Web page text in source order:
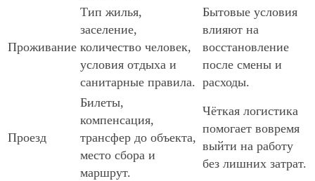
Проживание
Тип жилья,
заселение,
количество человек,
условия отдыха и
санитарные правила.
Бытовые условия
влияют на
восстановление
после смены и
расходы.
Проезд
Билеты,
компенсация,
трансфер до объекта,
место сбора и
маршрут.
Чёткая логистика
помогает вовремя
выйти на работу
без лишних затрат.